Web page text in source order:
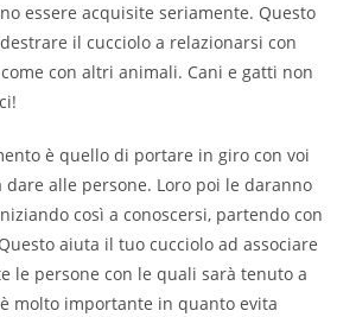
essere acquisite seriamente. Questo
il cucciolo a relazionarsi con
con altri animali. Cani e gatti non
è quello di portare in giro con voi
dare alle persone. Loro poi le daranno
così a conoscersi, partendo con
aiuta il tuo cucciolo ad associare
le persone con le quali sarà tenuto a
molto importante in quanto evita